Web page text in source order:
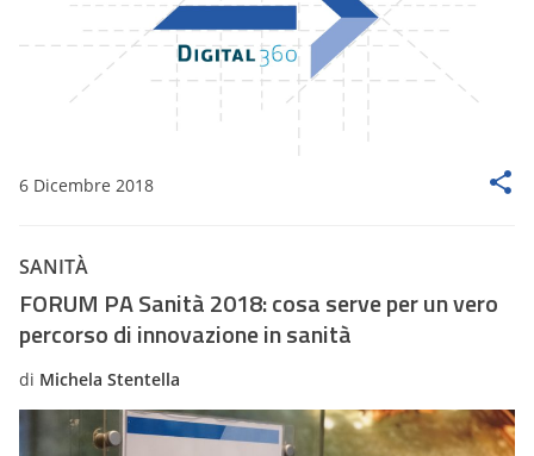
6 Dicembre 2018
SANITÀ
FORUM PA Sanità 2018: cosa serve per un vero
percorso di innovazione in sanità
di Michela Stentella